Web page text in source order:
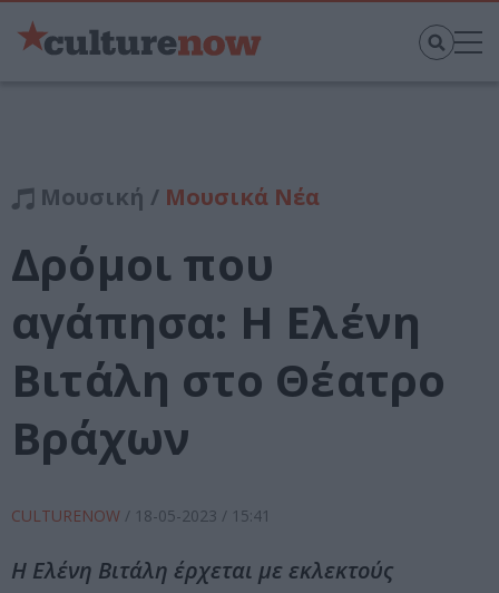
Μουσική / Μουσικά Νέα
Δρόμοι που
αγάπησα: Η Ελένη
Βιτάλη στο Θέατρο
Βράχων
CULTURENOW / 18-05-2023 / 15:41
Η Ελένη Βιτάλη έρχεται με εκλεκτούς